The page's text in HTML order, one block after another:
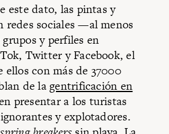
este dato, las pintas y
redes sociales —al menos
y perfiles en
Twitter y Facebook, el
con más de 37000
de lagentrificación en
presentar a los turistas
y explotadores.